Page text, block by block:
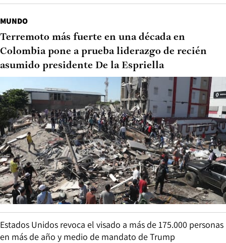
MUNDO
Terremoto más fuerte en una década en
Colombia pone a prueba liderazgo de recién
asumido presidente De la Espriella
Estados Unidos revoca el visado a más de 175.000 personas
en más de año y medio de mandato de Trump